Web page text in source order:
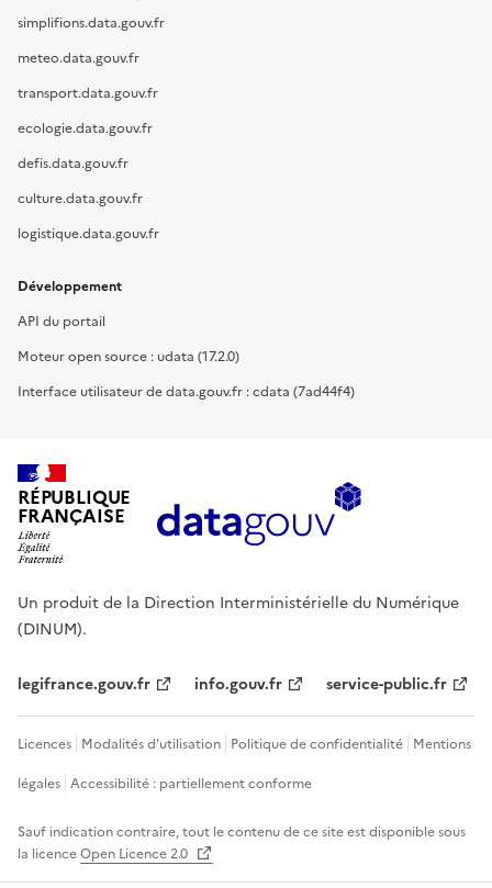
simplifions.data.gouv.fr
meteo.data.gouv.fr
transport.data.gouv.fr
ecologie.data.gouv.fr
defis.data.gouv.fr
culture.data.gouv.fr
logistique.data.gouv.fr
Développement
API du portail
Moteur open source : udata (17.2.0)
Interface utilisateur de data.gouv.fr : cdata (7ad44f4)
RÉPUBLIQUE
FRANÇAISE
Un produit de la Direction Interministérielle du Numérique
(DINUM).
legifrance.gouv.fr info.gouv.fr service-public.fr
Licences Modalités d'utilisation Politique de confidentialité Mentions
légales Accessibilité : partiellement conforme
Sauf indication contraire, tout le contenu de ce site est disponible sous
la licenceOpen Licence 2.0